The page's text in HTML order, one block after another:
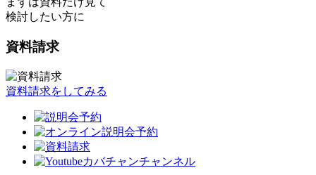
検討したい方に
資料請求
資料請求をしてみる